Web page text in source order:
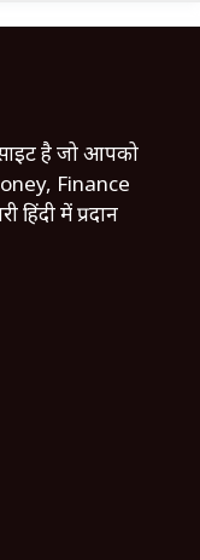
है जो आपको
Finance
में प्रदान